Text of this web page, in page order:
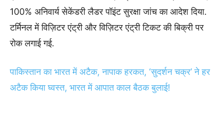
100% अनिवार्य सेकेंडरी लैडर पॉइंट सुरक्षा जांच का आदेश दिया.
टर्मिनल में विज़िटर एंट्री और विज़िटर एंट्री टिकट की बिक्री पर
रोक लगाई गई.
पाकिस्तान का भारत में अटैक, नापाक हरकत, ‘सुदर्शन चक्र’ ने हर
अटैक किया घ्वस्त, भारत में आपात काल बैठक बुलाई!